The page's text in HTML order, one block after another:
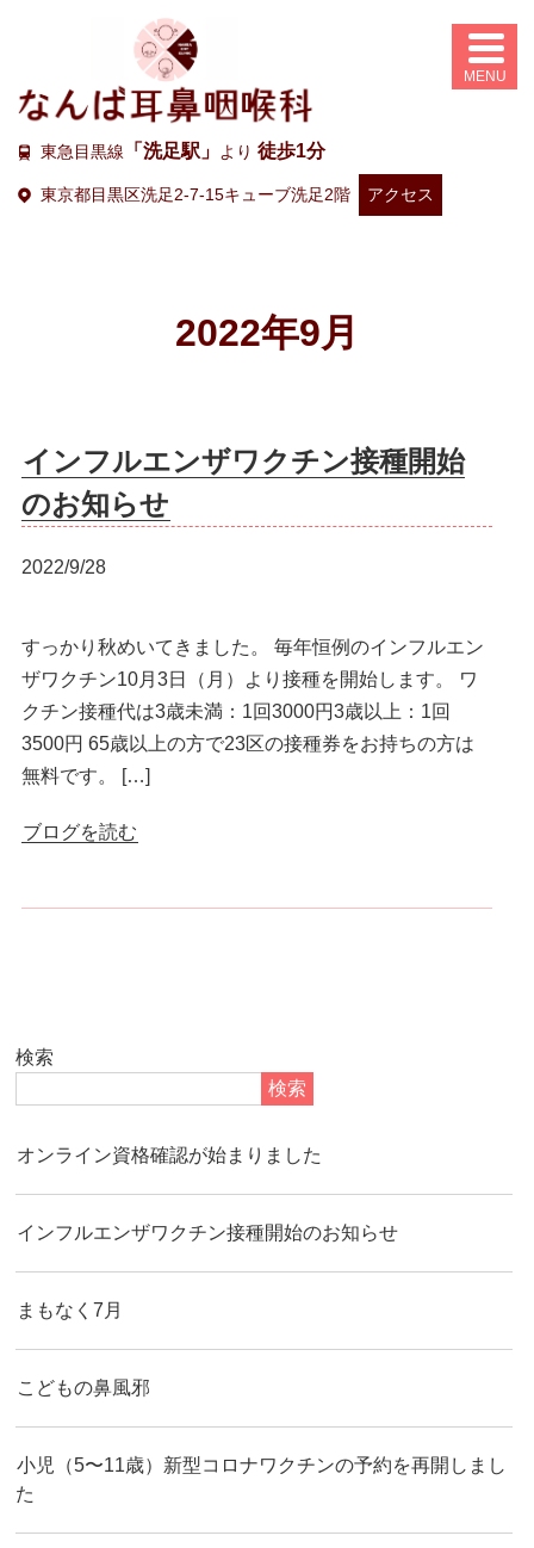
東急目黒線 「洗足駅」 より 徒歩1分
東京都目黒区洗足2-7-15キューブ洗足2階 アクセス
2022年9月
インフルエンザワクチン接種開始
のお知らせ
2022/9/28
すっかり秋めいてきました。 毎年恒例のインフルエン
ザワクチン10月3日（月）より接種を開始します。 ワ
クチン接種代は3歳未満：1回3000円3歳以上：1回
3500円 65歳以上の方で23区の接種券をお持ちの方は
無料です。 […]
ブログを読む
検索
検索
オンライン資格確認が始まりました
インフルエンザワクチン接種開始のお知らせ
まもなく7月
こどもの鼻風邪
小児（5〜11歳）新型コロナワクチンの予約を再開しまし
た